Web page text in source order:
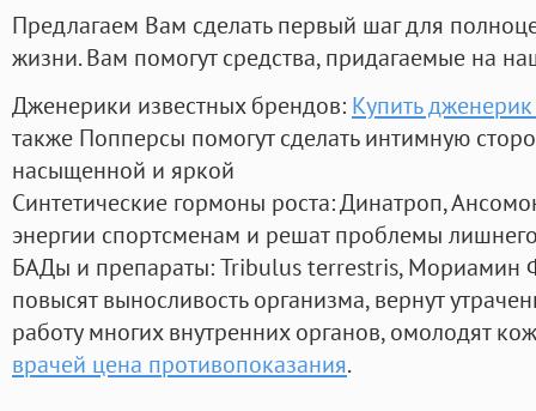
Предлагаем Вам сделать первый шаг для
жизни. Вам помогут средства, придагаемые на
Дженерики известных брендов: Купить
также Попперсы помогут сделать интимную
насыщенной и яркой
Синтетические гормоны роста: Динатроп,
энергии спортсменам и решат проблемы
БАДы и препараты:Tribulus terrestris, Мориамин
повысят выносливость организма, вернут
работу многих внутренних органов, омолодят
врачей цена противопоказания.